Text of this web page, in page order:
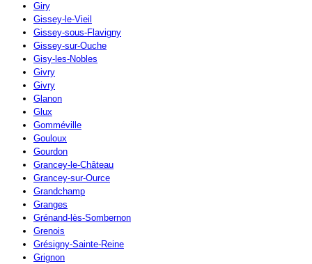
Giry
Gissey-le-Vieil
Gissey-sous-Flavigny
Gissey-sur-Ouche
Gisy-les-Nobles
Givry
Givry
Glanon
Glux
Gomméville
Gouloux
Gourdon
Grancey-le-Château
Grancey-sur-Ource
Grandchamp
Granges
Grénand-lès-Sombernon
Grenois
Grésigny-Sainte-Reine
Grignon